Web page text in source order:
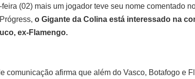
feira (02) mais um jogador teve seu nome comentado
o Gigante da Colina está interessado na
ex-Flamengo.
comunicação afirma que além do Vasco, Botafogo e